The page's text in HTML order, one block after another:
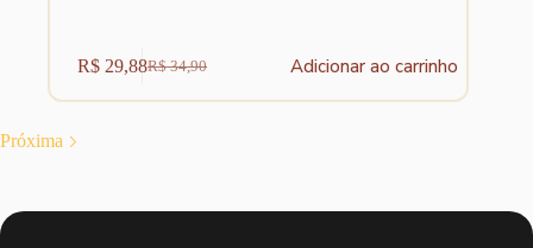
R$34,90
O
preço
R$ 29,88O
preço
Adicionar ao carrinho
Próxima